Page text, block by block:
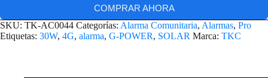
COMPRAR AHORA
SKU: TK-AC0044 Categorías: Alarma Comunitaria, Alarmas, Pro
Etiquetas: 30W, 4G, alarma, G-POWER, SOLAR Marca: TKC